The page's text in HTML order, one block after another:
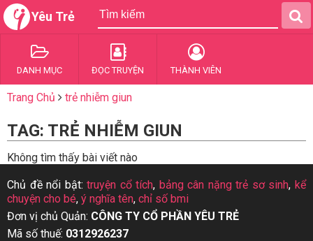
Yêu Trẻ
DANH MỤC ĐỌC TRUYỆN THÀNH VIÊN
Trang Chủ trẻ nhiễm giun
TAG: TRẺ NHIỄM GIUN
Không tìm thấy bài viết nào
Chủ đề nổi bật:truyện cổ tích, bảng cân nặng trẻ sơ sinh,kể
chuyện cho bé, ý nghĩa tên, chỉ số bmi
Đơn vị chủ Quản: CÔNG TY CỔ PHẦN YÊU TRẺ
Mã số thuế: 0312926237